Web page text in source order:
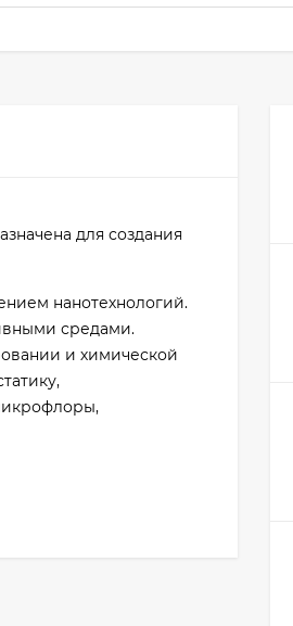
для создания
нанотехнологий.
средами.
и химической